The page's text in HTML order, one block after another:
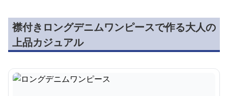
襟付きロングデニムワンピースで作る大人の
上品カジュアル